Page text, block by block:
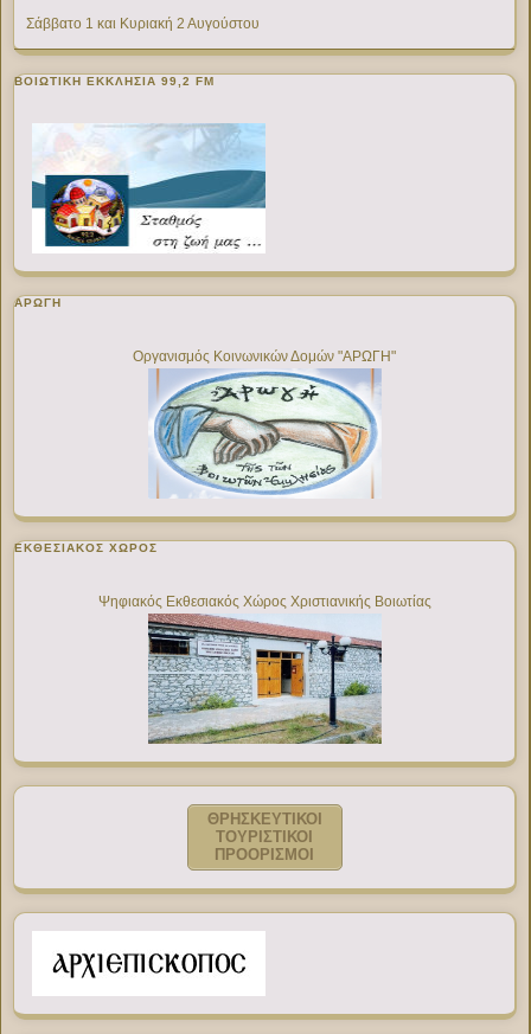
Σάββατο 1 και Κυριακή 2 Αυγούστου
ΒΟΙΩΤΙΚΉ ΕΚΚΛΗΣΊΑ 99,2 FM
ΑΡΩΓΗ
Οργανισμός Κοινωνικών Δομών "ΑΡΩΓΗ"
ΕΚΘΕΣΙΑΚΌΣ ΧΏΡΟΣ
Ψηφιακός Εκθεσιακός Χώρος Χριστιανικής Βοιωτίας
ΘΡΗΣΚΕΥΤΙΚΟΙ
ΤΟΥΡΙΣΤΙΚΟΙ
ΠΡΟΟΡΙΣΜΟΙ